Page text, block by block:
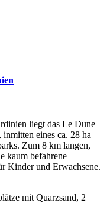
liegt das Le Dune
eines ca. 28 ha
Zum 8 km langen,
kaum befahrene
Kinder und Erwachsene.
mit Quarzsand, 2